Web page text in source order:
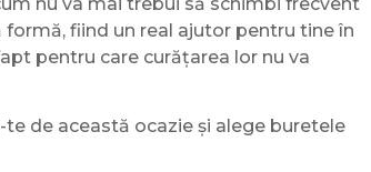
fiind un real ajutor pentru tine în
pentru care curățarea lor nu va
de această ocazie și alege buretele